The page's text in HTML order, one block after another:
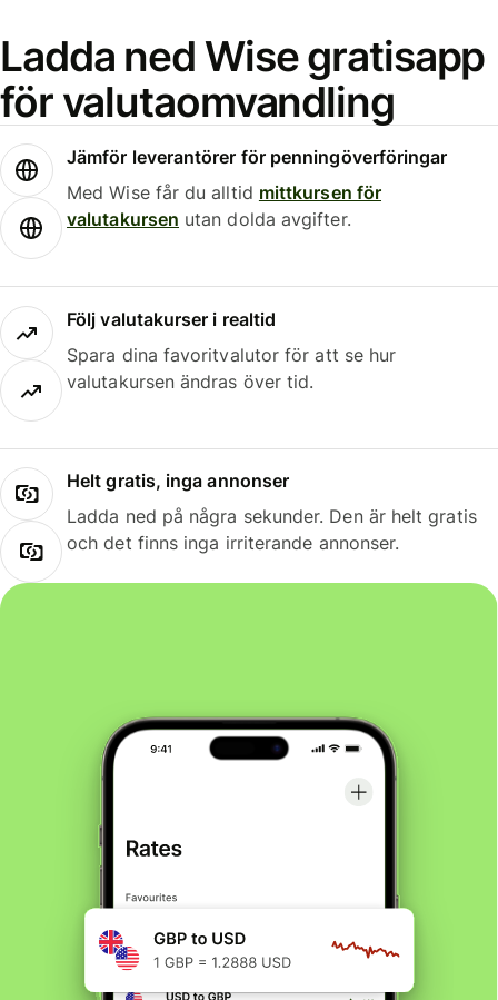
Ladda ned Wise gratisapp
för valutaomvandling
Jämför leverantörer för penningöverföringar
Med Wise får du alltid mittkursen för
valutakursen utan dolda avgifter.
Följ valutakurser i realtid
Spara dina favoritvalutor för att se hur
valutakursen ändras över tid.
Helt gratis, inga annonser
Ladda ned på några sekunder. Den är helt gratis
och det finns inga irriterande annonser.